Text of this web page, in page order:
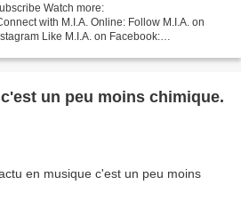
Watch more:
with M.I.A. Online: Follow M.I.A. on
Like M.I.A. on Facebook:
un peu moins chimique.